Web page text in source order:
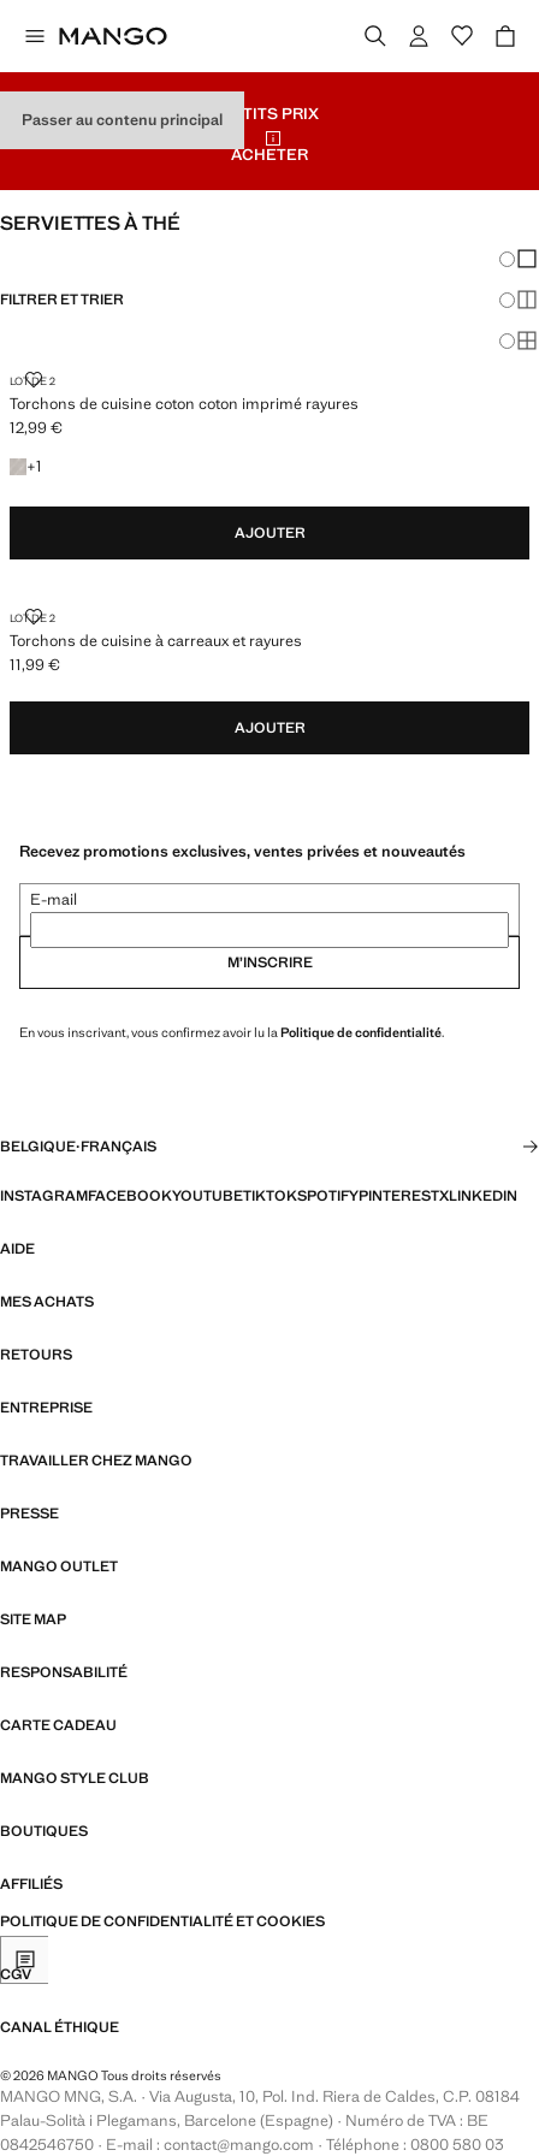
Passer au contenu principalPETITS PRIX
ACHETER
SERVIETTES À THÉ
FILTRER ET TRIER
LOT DE 2
Torchons de cuisine coton coton imprimé rayures
TORCHONS DE CUISINE COTON COTON IMPRIMÉ RAYURES
Prix actuel [12,99 € ]
12,99 €
+1
+1 couleur
AJOUTER
LOT DE 2
Torchons de cuisine à carreaux et rayures
TORCHONS DE CUISINE À CARREAUX ET RAYURES
Prix actuel [11,99 € ]
11,99 €
AJOUTER
Recevez promotions exclusives, ventes privées et nouveautés
E-mail
M’INSCRIRE
En vous inscrivant, vous confirmez avoir lu la Politique de confidentialité.
BELGIQUE·FRANÇAIS
INSTAGRAMFACEBOOKYOUTUBETIKTOKSPOTIFYPINTERESTXLINKEDIN
AIDE
MES ACHATS
RETOURS
ENTREPRISE
TRAVAILLER CHEZ MANGO
PRESSE
MANGO OUTLET
SITE MAP
RESPONSABILITÉ
CARTE CADEAU
MANGO STYLE CLUB
BOUTIQUES
AFFILIÉS
POLITIQUE DE CONFIDENTIALITÉ ET COOKIES
CGV
CANAL ÉTHIQUE
© 2026 MANGO Tous droits réservés
MANGO MNG, S.A. · Via Augusta, 10, Pol. Ind. Riera de Caldes, C.P. 08184
Palau-Solità i Plegamans, Barcelone (Espagne) · Numéro de TVA : BE
0842546750 · E-mail : contact@mango.com · Téléphone : 0800 580 03